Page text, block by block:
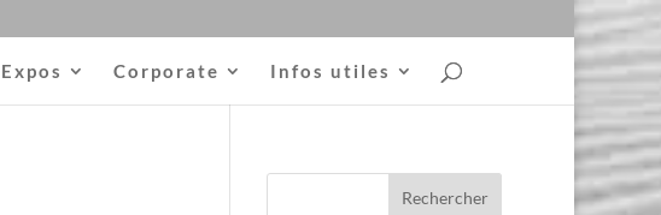
Expos Corporate Infos utiles